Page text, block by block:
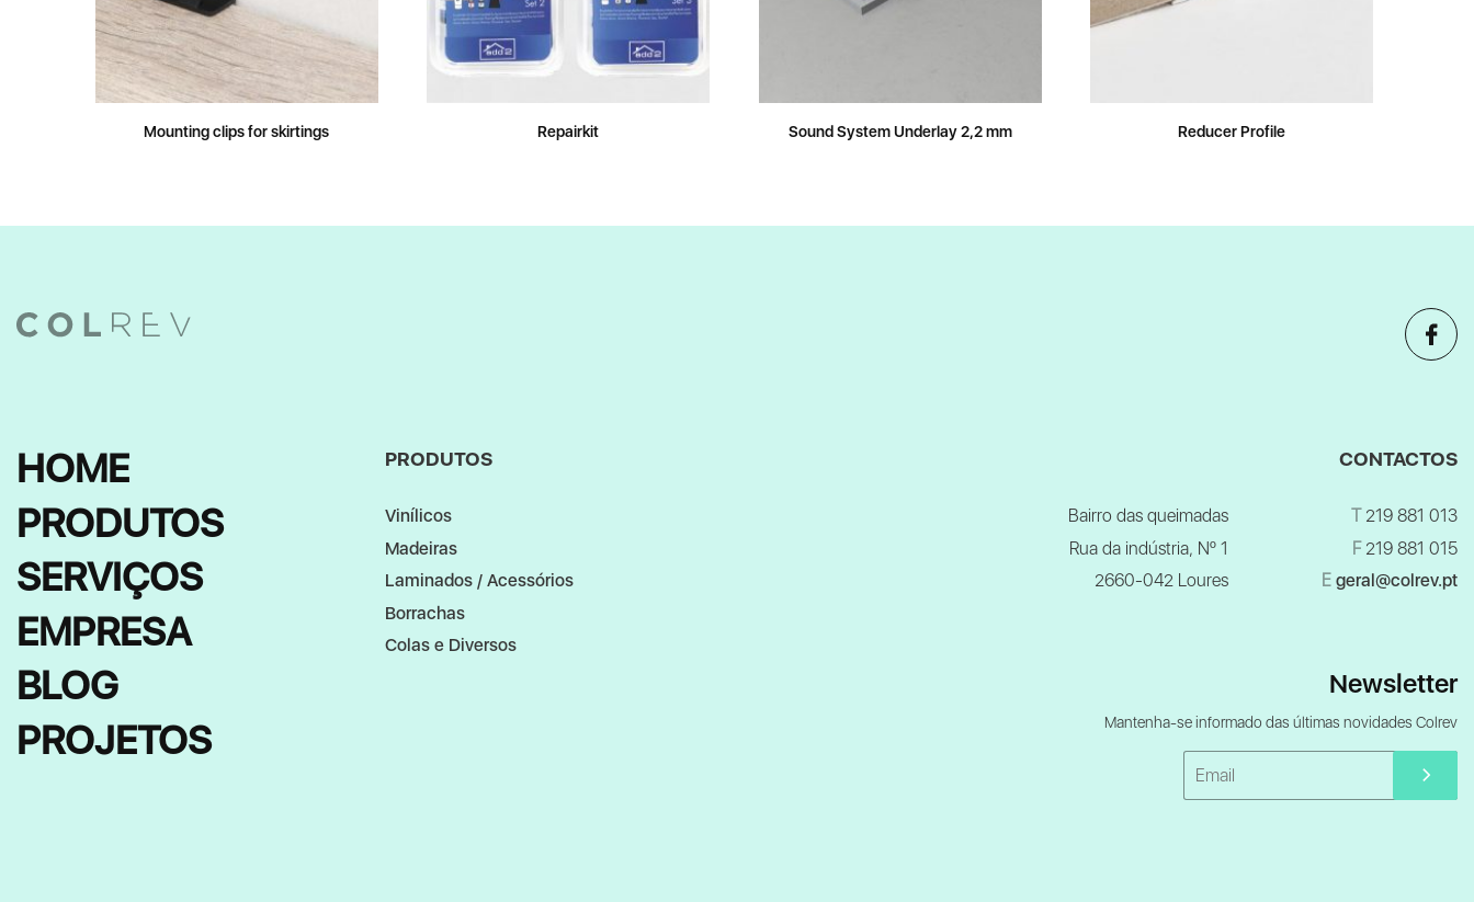
Mounting clips for skirtings Repairkit Sound System Underlay 2,2 mm Reducer Profile
HOME
PRODUTOS
SERVIÇOS
EMPRESA
BLOG
PROJETOS
PRODUTOS
Vinílicos
Madeiras
Laminados / Acessórios
Borrachas
Colas e Diversos
CONTACTOS
Bairro das queimadas
Rua da indústria, Nº 1
2660-042 Loures
T219 881 013
F219 881 015
E geral@colrev.pt
Newsletter
Mantenha-se informado das últimas novidades Colrev